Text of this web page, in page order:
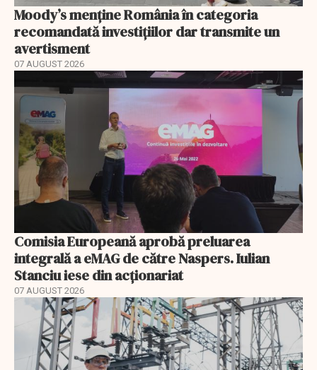
Moody’s menține România în categoria
recomandată investițiilor dar transmite un
avertisment
07 AUGUST 2026
Comisia Europeană aprobă preluarea
integrală a eMAG de către Naspers. Iulian
Stanciu iese din acționariat
07 AUGUST 2026